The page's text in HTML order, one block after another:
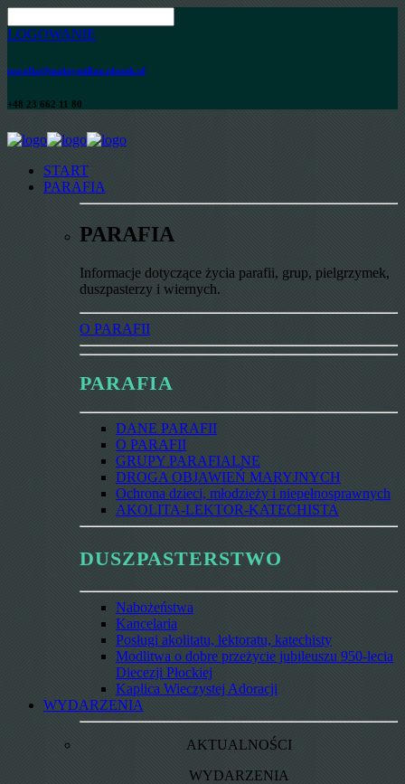
LOGOWANIE
parafia@maksymilian.plonsk.pl
+48 23 662 11 80
START
PARAFIA
PARAFIA
Informacje dotyczące życia parafii, grup, pielgrzymek,
duszpasterzy i wiernych.
O PARAFII
PARAFIA
DANE PARAFII
O PARAFII
GRUPY PARAFIALNE
DROGA OBJAWIEŃ MARYJNYCH
Ochrona dzieci, młodzieży i niepełnosprawnych
AKOLITA-LEKTOR-KATECHISTA
DUSZPASTERSTWO
Nabożeństwa
Kancelaria
Posługi akolitatu, lektoratu, katechisty
Modlitwa o dobre przeżycie jubileuszu 950-lecia
Diecezji Płockiej
Kaplica Wieczystej Adoracji
WYDARZENIA
AKTUALNOŚCI
WYDARZENIA